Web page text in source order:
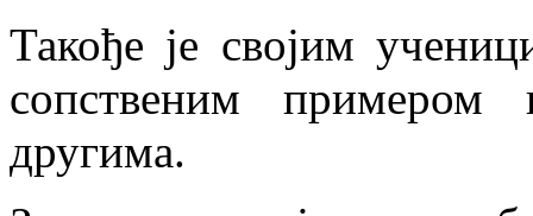
Такође је својим
сопственим
другима.